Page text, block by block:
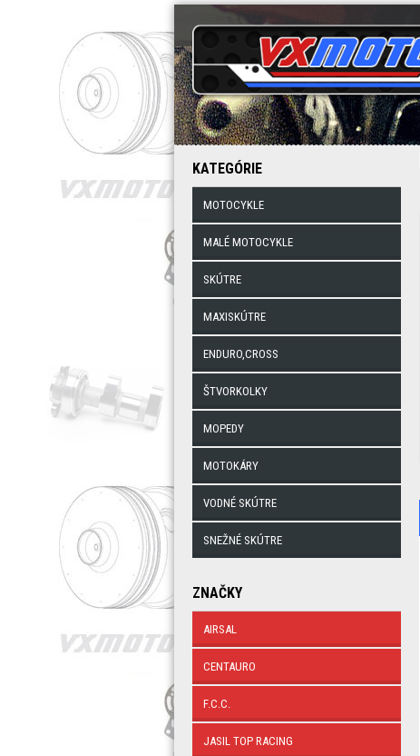
KATEGÓRIE
MOTOCYKLE
MALÉ MOTOCYKLE
SKÚTRE
MAXISKÚTRE
ENDURO,CROSS
ŠTVORKOLKY
MOPEDY
MOTOKÁRY
VODNÉ SKÚTRE
SNEŽNÉ SKÚTRE
ZNAČKY
AIRSAL
CENTAURO
F.C.C.
JASIL TOP RACING